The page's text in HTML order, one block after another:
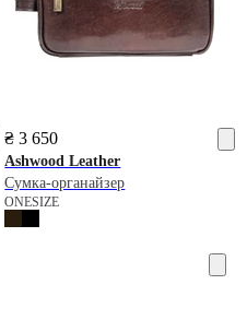
₴ 3 650
Ashwood Leather
Сумка-органайзер
ONESIZE